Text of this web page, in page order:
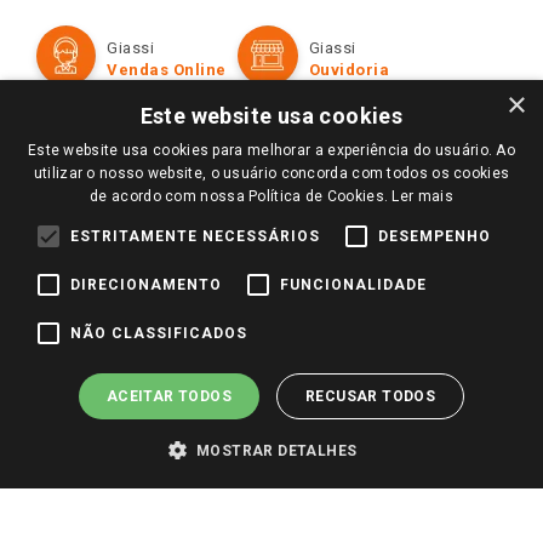
Televendas
Amigo Giassi
Perguntas frequentes
Formas de Pagamento
Políticas de entrega
Giassi
Vendas Online
Giassi
Ouvidoria
Redes Sociais
×
Este website usa cookies
Este website usa cookies para melhorar a experiência do usuário. Ao
utilizar o nosso website, o usuário concorda com todos os cookies
de acordo com nossa Política de Cookies. Ler mais
ESTRITAMENTE NECESSÁRIOS DESEMPENHO
DIRECIONAMENTO FUNCIONALIDADE
NÃO CLASSIFICADOS
ACEITAR TODOS RECUSAR TODOS
MOSTRAR DETALHES